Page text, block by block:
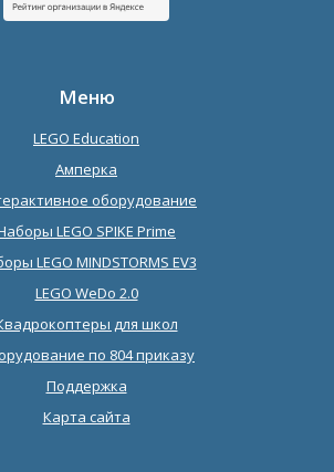
Меню
LEGO Education
Амперка
оборудование
LEGO SPIKE Prime
LEGO MINDSTORMS EV3
LEGO WeDo 2.0
для школ
по 804 приказу
Поддержка
Карта сайта